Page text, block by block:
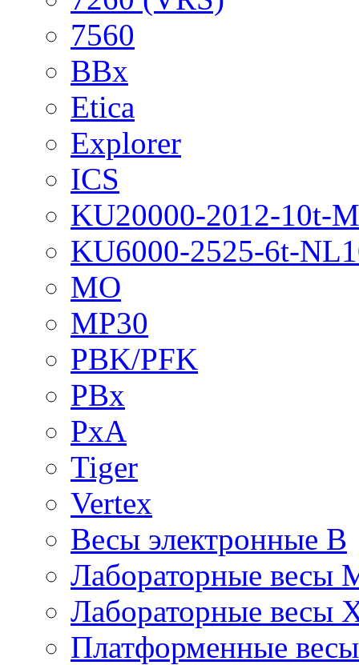
7560
BBx
Etica
Explorer
ICS
KU20000-2012-10t-
KU6000-2525-6t-
MO
MP30
PBK/PFK
PBx
PxA
Tiger
Vertex
Весы электронные B
Лабораторные весы
Лабораторные весы
Платформенные